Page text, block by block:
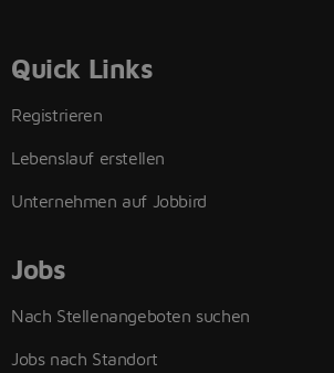
Quick Links
Registrieren
Lebenslauf erstellen
Unternehmen auf Jobbird
Jobs
Nach Stellenangeboten suchen
Jobs nach Standort